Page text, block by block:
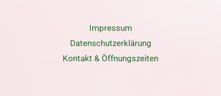
Impressum
Datenschutz­erklärung
Kontakt & Öffnungszeiten